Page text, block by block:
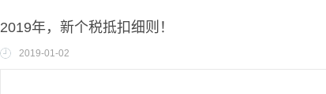
2019年，新个税抵扣细则！
2019-01-02